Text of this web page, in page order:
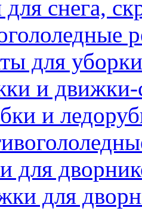
снега,
для
и движки-
и
для
для